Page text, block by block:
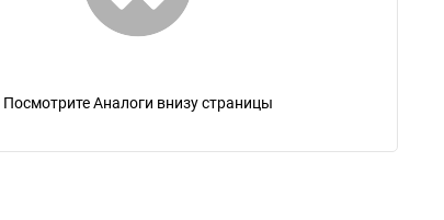
Посмотрите Аналоги внизу страницы